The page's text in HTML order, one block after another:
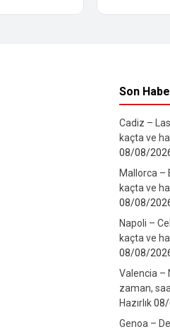
Son
Cadiz –
kaçta ve
08/08/
Mallorca –
kaçta ve
08/08/
Napoli –
kaçta ve
08/08/
Valencia –
zaman,
Hazırlık
Genoa –